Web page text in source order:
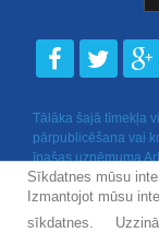
Sīkdatnes mūsu
Izmantojot mūsu
sīkdatnes.
Tālāka šajā tīmekļa
pārpublicēšana vai
īpašas uzņēmuma
rakstiskas atļaujas